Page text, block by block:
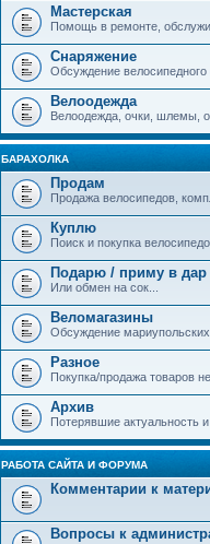
Мастерская
Помощь в ремонте,
Снаряжение
Обсуждение
Велоодежда
Велоодежда, очки, шлемы,
БАРАХОЛКА
Продам
Продажа велосипедов,
Куплю
Поиск и покупка
Подарю / приму в дар
Или обмен на сок...
Веломагазины
Обсуждение
Разное
Покупка/продажа товаров
Архив
Потерявшие актуальность
РАБОТА САЙТА И ФОРУМА
Комментарии к
Вопросы к